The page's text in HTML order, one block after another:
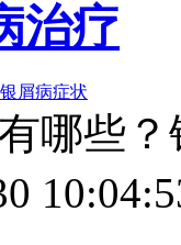
治疗
屑病症状
哪些